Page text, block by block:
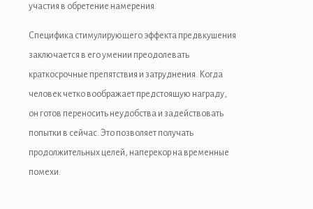
участия в обретение намерения.
Специфика стимулирующего эффекта предвкушения
заключается в его умении преодолевать
краткосрочные препятствия и затруднения. Когда
человек четко воображает предстоящую награду,
он готов переносить неудобства и задействовать
попытки в сейчас. Это позволяет получать
продолжительных целей, наперекор на временные
помехи.